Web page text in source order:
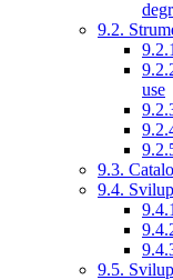
9.2.
use
9.3.
9.4.
9.5.